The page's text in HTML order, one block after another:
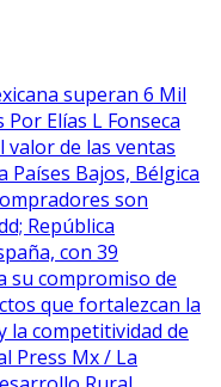
superan 6 Mil
Elías L Fonseca
valor de las ventas
Países Bajos, Bélgica
son
República
con 39
su compromiso de
que fortalezcan la
la competitividad de
Press Mx / La